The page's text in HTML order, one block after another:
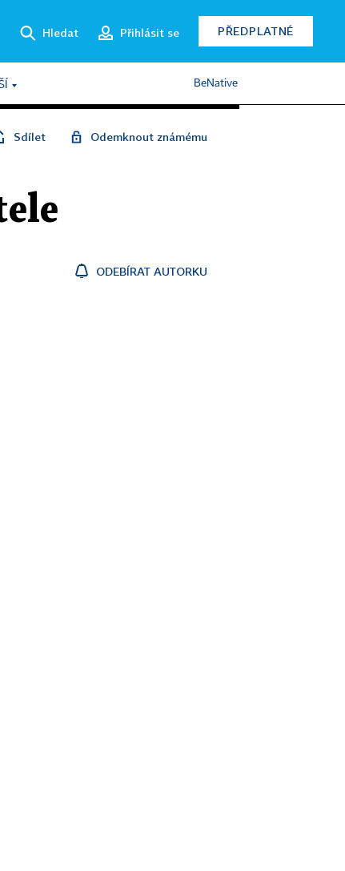
Hledat Přihlásit se PŘEDPLATNÉ
BeNative
Sdílet Odemknout známému
ODEBÍRAT AUTORKU